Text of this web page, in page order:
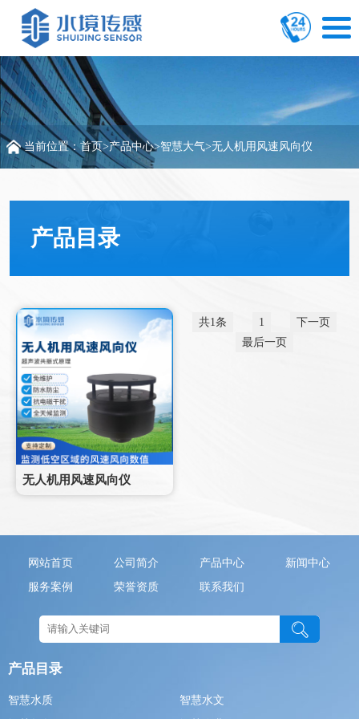
当前位置：首页>产品中心>智慧大气>无人机用风速风向仪
产品目录
无人机用风速风向仪
共1条 1
下一页
最后一页
网站首页 公司简介 产品中心
新闻中心
服务案例
荣誉资质 联系我们
产品目录
智慧水质
智慧水文